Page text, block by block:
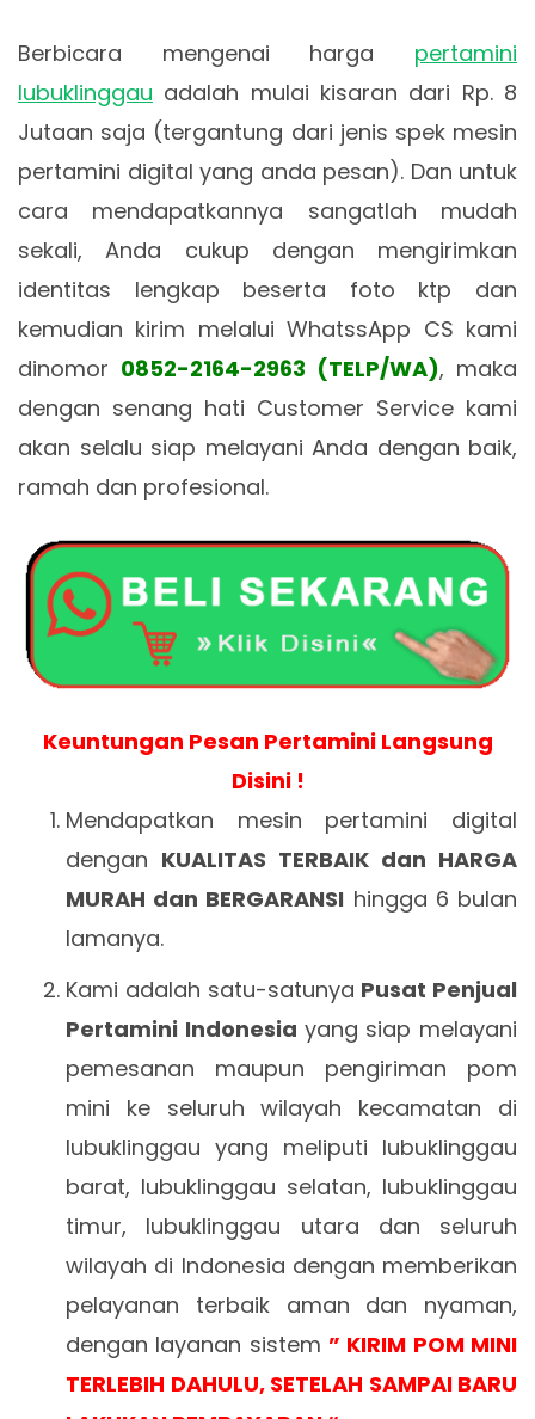
Berbicara mengenai harga pertamini
lubuklinggau adalah mulai kisaran dari Rp. 8
Jutaan saja (tergantung dari jenis spek mesin
pertamini digital yang anda pesan). Dan untuk
cara mendapatkannya sangatlah mudah
sekali, Anda cukup dengan mengirimkan
identitas lengkap beserta foto ktp dan
kemudian kirim melalui WhatssApp CS kami
dinomor 0852-2164-2963 (TELP/WA), maka
dengan senang hati Customer Service kami
akan selalu siap melayani Anda dengan baik,
ramah dan profesional.
Keuntungan Pesan Pertamini Langsung
Disini !
Mendapatkan mesin pertamini digital
dengan KUALITAS TERBAIK dan HARGA
MURAH dan BERGARANSI hingga 6 bulan
lamanya.
Kami adalah satu-satunya Pusat Penjual
Pertamini Indonesia yang siap melayani
pemesanan maupun pengiriman pom
mini ke seluruh wilayah kecamatan di
lubuklinggau yang meliputi lubuklinggau
barat, lubuklinggau selatan, lubuklinggau
timur, lubuklinggau utara dan seluruh
wilayah di Indonesia dengan memberikan
pelayanan terbaik aman dan nyaman,
dengan layanan sistem ” KIRIM POM MINI
TERLEBIH DAHULU, SETELAH SAMPAI BARU